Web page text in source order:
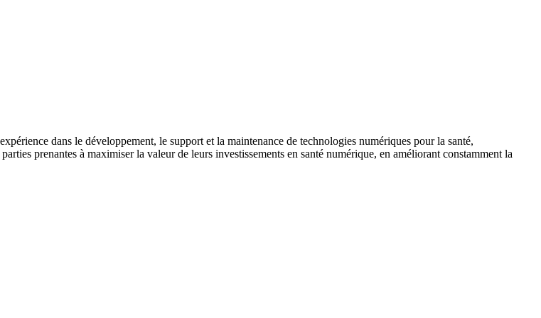
dans le développement, le support et la maintenance de technologies numériques pour la santé,
prenantes à maximiser la valeur de leurs investissements en santé numérique, en améliorant constamment la